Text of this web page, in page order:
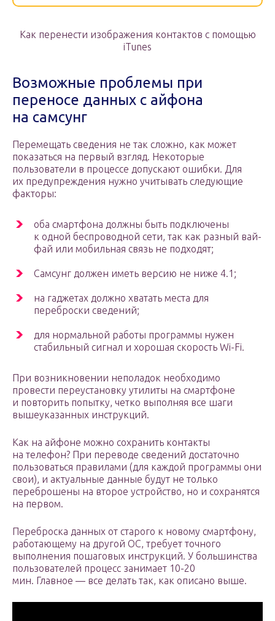
Как перенести изображения контактов с помощью
iTunes
Возможные проблемы при
переносе данных с айфона
на самсунг
Перемещать сведения не так сложно, как может
показаться на первый взгляд. Некоторые
пользователи в процессе допускают ошибки. Для
их предупреждения нужно учитывать следующие
факторы:
оба смартфона должны быть подключены
к одной беспроводной сети, так как разный вай-
фай или мобильная связь не подходят;
Самсунг должен иметь версию не ниже 4.1;
на гаджетах должно хватать места для
переброски сведений;
для нормальной работы программы нужен
стабильный сигнал и хорошая скорость Wi-Fi.
При возникновении неполадок необходимо
провести переустановку утилиты на смартфоне
и повторить попытку, четко выполняя все шаги
вышеуказанных инструкций.
Как на айфоне можно сохранить контакты
на телефон? При переводе сведений достаточно
пользоваться правилами (для каждой программы они
свои), и актуальные данные будут не только
переброшены на второе устройство, но и сохранятся
на первом.
Переброска данных от старого к новому смартфону,
работающему на другой ОС, требует точного
выполнения пошаговых инструкций. У большинства
пользователей процесс занимает 10-20
мин. Главное — все делать так, как описано выше.